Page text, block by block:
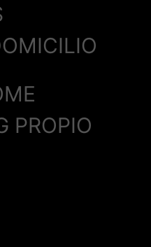
PROPIO